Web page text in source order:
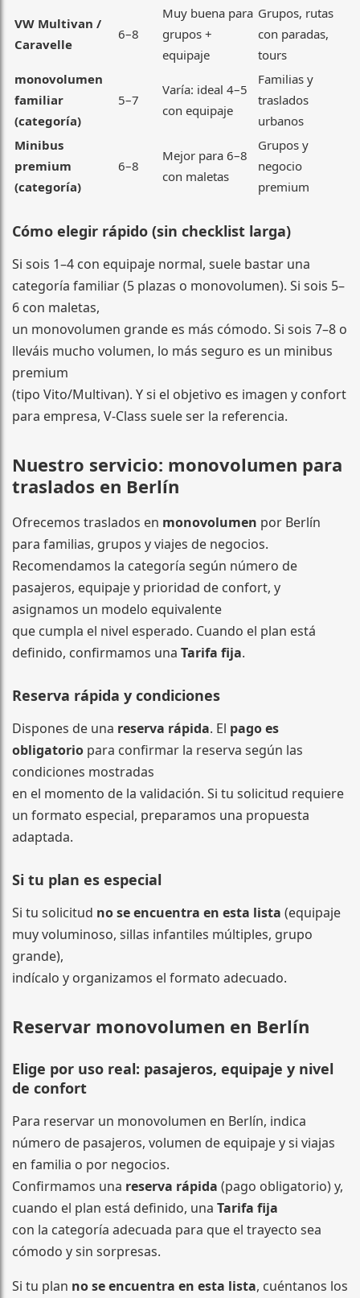
VW Multivan /
Caravelle
6–8
Muy buena para
grupos +
equipaje
Grupos, rutas
con paradas,
tours
monovolumen
familiar
(categoría)
5–7
Varía: ideal 4–5
con equipaje
Familias y
traslados
urbanos
Minibus
premium
(categoría)
6–8
Mejor para 6–8
con maletas
Grupos y
negocio
premium
Cómo elegir rápido (sin checklist larga)
Si sois 1–4 con equipaje normal, suele bastar una
categoría familiar (5 plazas o monovolumen). Si sois 5–
6 con maletas,
un monovolumen grande es más cómodo. Si sois 7–8 o
lleváis mucho volumen, lo más seguro es un minibus
premium
(tipo Vito/Multivan). Y si el objetivo es imagen y confort
para empresa, V-Class suele ser la referencia.
Nuestro servicio: monovolumen para
traslados en Berlín
Ofrecemos traslados en monovolumen por Berlín
para familias, grupos y viajes de negocios.
Recomendamos la categoría según número de
pasajeros, equipaje y prioridad de confort, y
asignamos un modelo equivalente
que cumpla el nivel esperado. Cuando el plan está
definido, confirmamos una Tarifa fija.
Reserva rápida y condiciones
Dispones de una reserva rápida. El pago es
obligatorio para confirmar la reserva según las
condiciones mostradas
en el momento de la validación. Si tu solicitud requiere
un formato especial, preparamos una propuesta
adaptada.
Si tu plan es especial
Si tu solicitud no se encuentra en esta lista (equipaje
muy voluminoso, sillas infantiles múltiples, grupo
grande),
indícalo y organizamos el formato adecuado.
Reservar monovolumen en Berlín
Elige por uso real: pasajeros, equipaje y nivel
de confort
Para reservar un monovolumen en Berlín, indica
número de pasajeros, volumen de equipaje y si viajas
en familia o por negocios.
Confirmamos una reserva rápida (pago obligatorio) y,
cuando el plan está definido, una Tarifa fija
con la categoría adecuada para que el trayecto sea
cómodo y sin sorpresas.
Si tu plan no se encuentra en esta lista, cuéntanos los